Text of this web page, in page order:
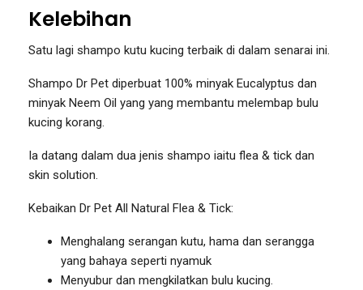
Kelebihan
Satu lagi shampo kutu kucing terbaik di dalam senarai ini.
Shampo Dr Pet diperbuat 100% minyak Eucalyptus dan
minyak Neem Oil yang yang membantu melembap bulu
kucing korang.
Ia datang dalam dua jenis shampo iaitu flea & tick dan
skin solution.
Kebaikan Dr Pet All Natural Flea & Tick:
Menghalang serangan kutu, hama dan serangga
yang bahaya seperti nyamuk
Menyubur dan mengkilatkan bulu kucing.